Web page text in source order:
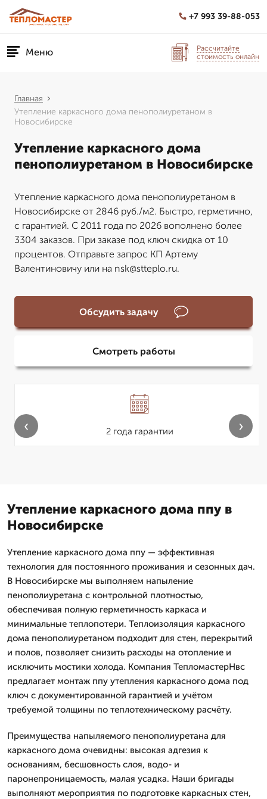
+7 993 39-88-053
Меню
Рассчитайте
стоимость онлайн
Главная
Утепление каркасного дома пенополиуретаном в
Новосибирске
Утепление каркасного дома
пенополиуретаном в Новосибирске
Утепление каркасного дома пенополиуретаном в
Новосибирске от 2846 руб./м2. Быстро, герметично,
с гарантией. С 2011 года по 2026 вополнено более
3304 заказов. При заказе под ключ скидка от 10
процентов. Отправьте запрос КП Артему
Валентиновичу или на nsk@stteplo.ru.
Обсудить задачу
Смотреть работы
2 года гарантии
‹ ›
Утепление каркасного дома ппу в
Новосибирске
Утепление каркасного дома ппу — эффективная
технология для постоянного проживания и сезонных дач.
В Новосибирске мы выполняем напыление
пенополиуретана с контрольной плотностью,
обеспечивая полную герметичность каркаса и
минимальные теплопотери. Теплоизоляция каркасного
дома пенополиуретаном подходит для стен, перекрытий
и полов, позволяет снизить расходы на отопление и
исключить мостики холода. Компания ТепломастерНвс
предлагает монтаж ппу утепления каркасного дома под
ключ с документированной гарантией и учётом
требуемой толщины по теплотехническому расчёту.
Преимущества напыляемого пенополиуретана для
каркасного дома очевидны: высокая адгезия к
основаниям, бесшовность слоя, водо- и
паронепроницаемость, малая усадка. Наши бригады
выполняют мероприятия по подготовке каркасных стен,